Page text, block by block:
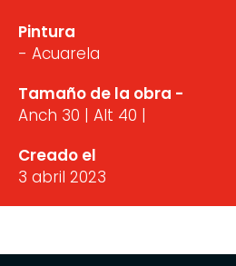
Pintura
- Acuarela
Tamaño de la obra -
Anch 30 | Alt 40 |
Creado el
3 abril 2023